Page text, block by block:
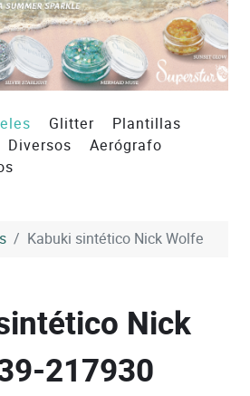
Glitter
Plantillas
Diversos
Aerógrafo
Kabuki sintético Nick Wolfe
Nick
217930